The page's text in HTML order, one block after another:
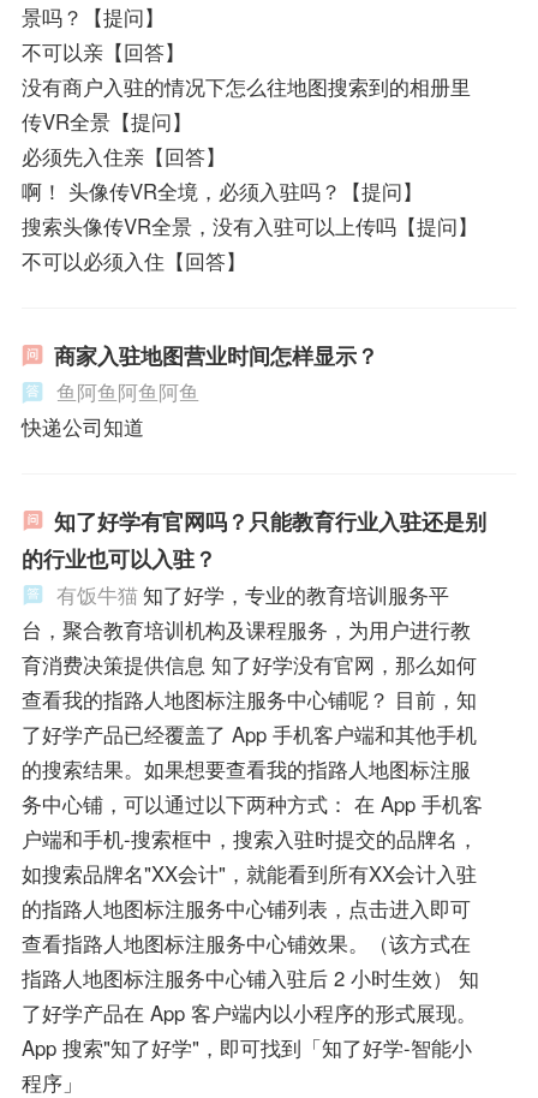
景吗？【提问】
不可以亲【回答】
没有商户入驻的情况下怎么往地图搜索到的相册里
传VR全景【提问】
必须先入住亲【回答】
啊！ 头像传VR全境，必须入驻吗？【提问】
搜索头像传VR全景，没有入驻可以上传吗【提问】
不可以必须入住【回答】
商家入驻地图营业时间怎样显示？
鱼阿鱼阿鱼阿鱼
快递公司知道
知了好学有官网吗？只能教育行业入驻还是别
的行业也可以入驻？
有饭牛猫知了好学，专业的教育培训服务平
台，聚合教育培训机构及课程服务，为用户进行教
育消费决策提供信息 知了好学没有官网，那么如何
查看我的指路人地图标注服务中心铺呢？ 目前，知
了好学产品已经覆盖了 App 手机客户端和其他手机
的搜索结果。如果想要查看我的指路人地图标注服
务中心铺，可以通过以下两种方式： 在 App 手机客
户端和手机-搜索框中，搜索入驻时提交的品牌名，
如搜索品牌名"XX会计"，就能看到所有XX会计入驻
的指路人地图标注服务中心铺列表，点击进入即可
查看指路人地图标注服务中心铺效果。（该方式在
指路人地图标注服务中心铺入驻后 2 小时生效） 知
了好学产品在 App 客户端内以小程序的形式展现。
App 搜索"知了好学"，即可找到「知了好学-智能小
程序」